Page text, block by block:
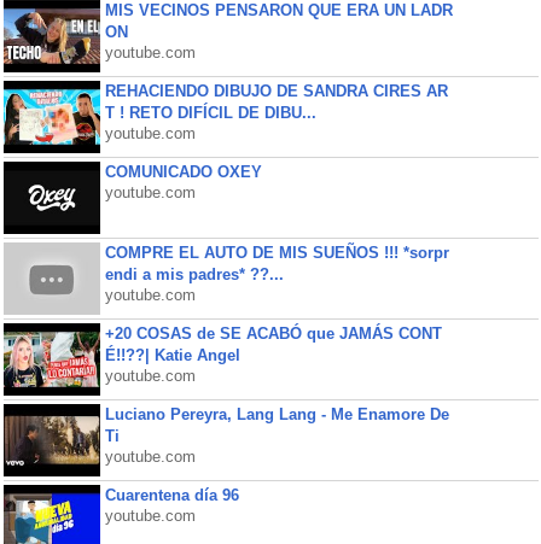
MIS VECINOS PENSARON QUE ERA UN LADR
ON
youtube.com
REHACIENDO DIBUJO DE SANDRA CIRES AR
T ! RETO DIFÍCIL DE DIBU...
youtube.com
COMUNICADO OXEY
youtube.com
COMPRE EL AUTO DE MIS SUEÑOS !!! *sorpr
endi a mis padres* ??...
youtube.com
+20 COSAS de SE ACABÓ que JAMÁS CONT
É!!??| Katie Angel
youtube.com
Luciano Pereyra, Lang Lang - Me Enamore De
Ti
youtube.com
Cuarentena día 96
youtube.com